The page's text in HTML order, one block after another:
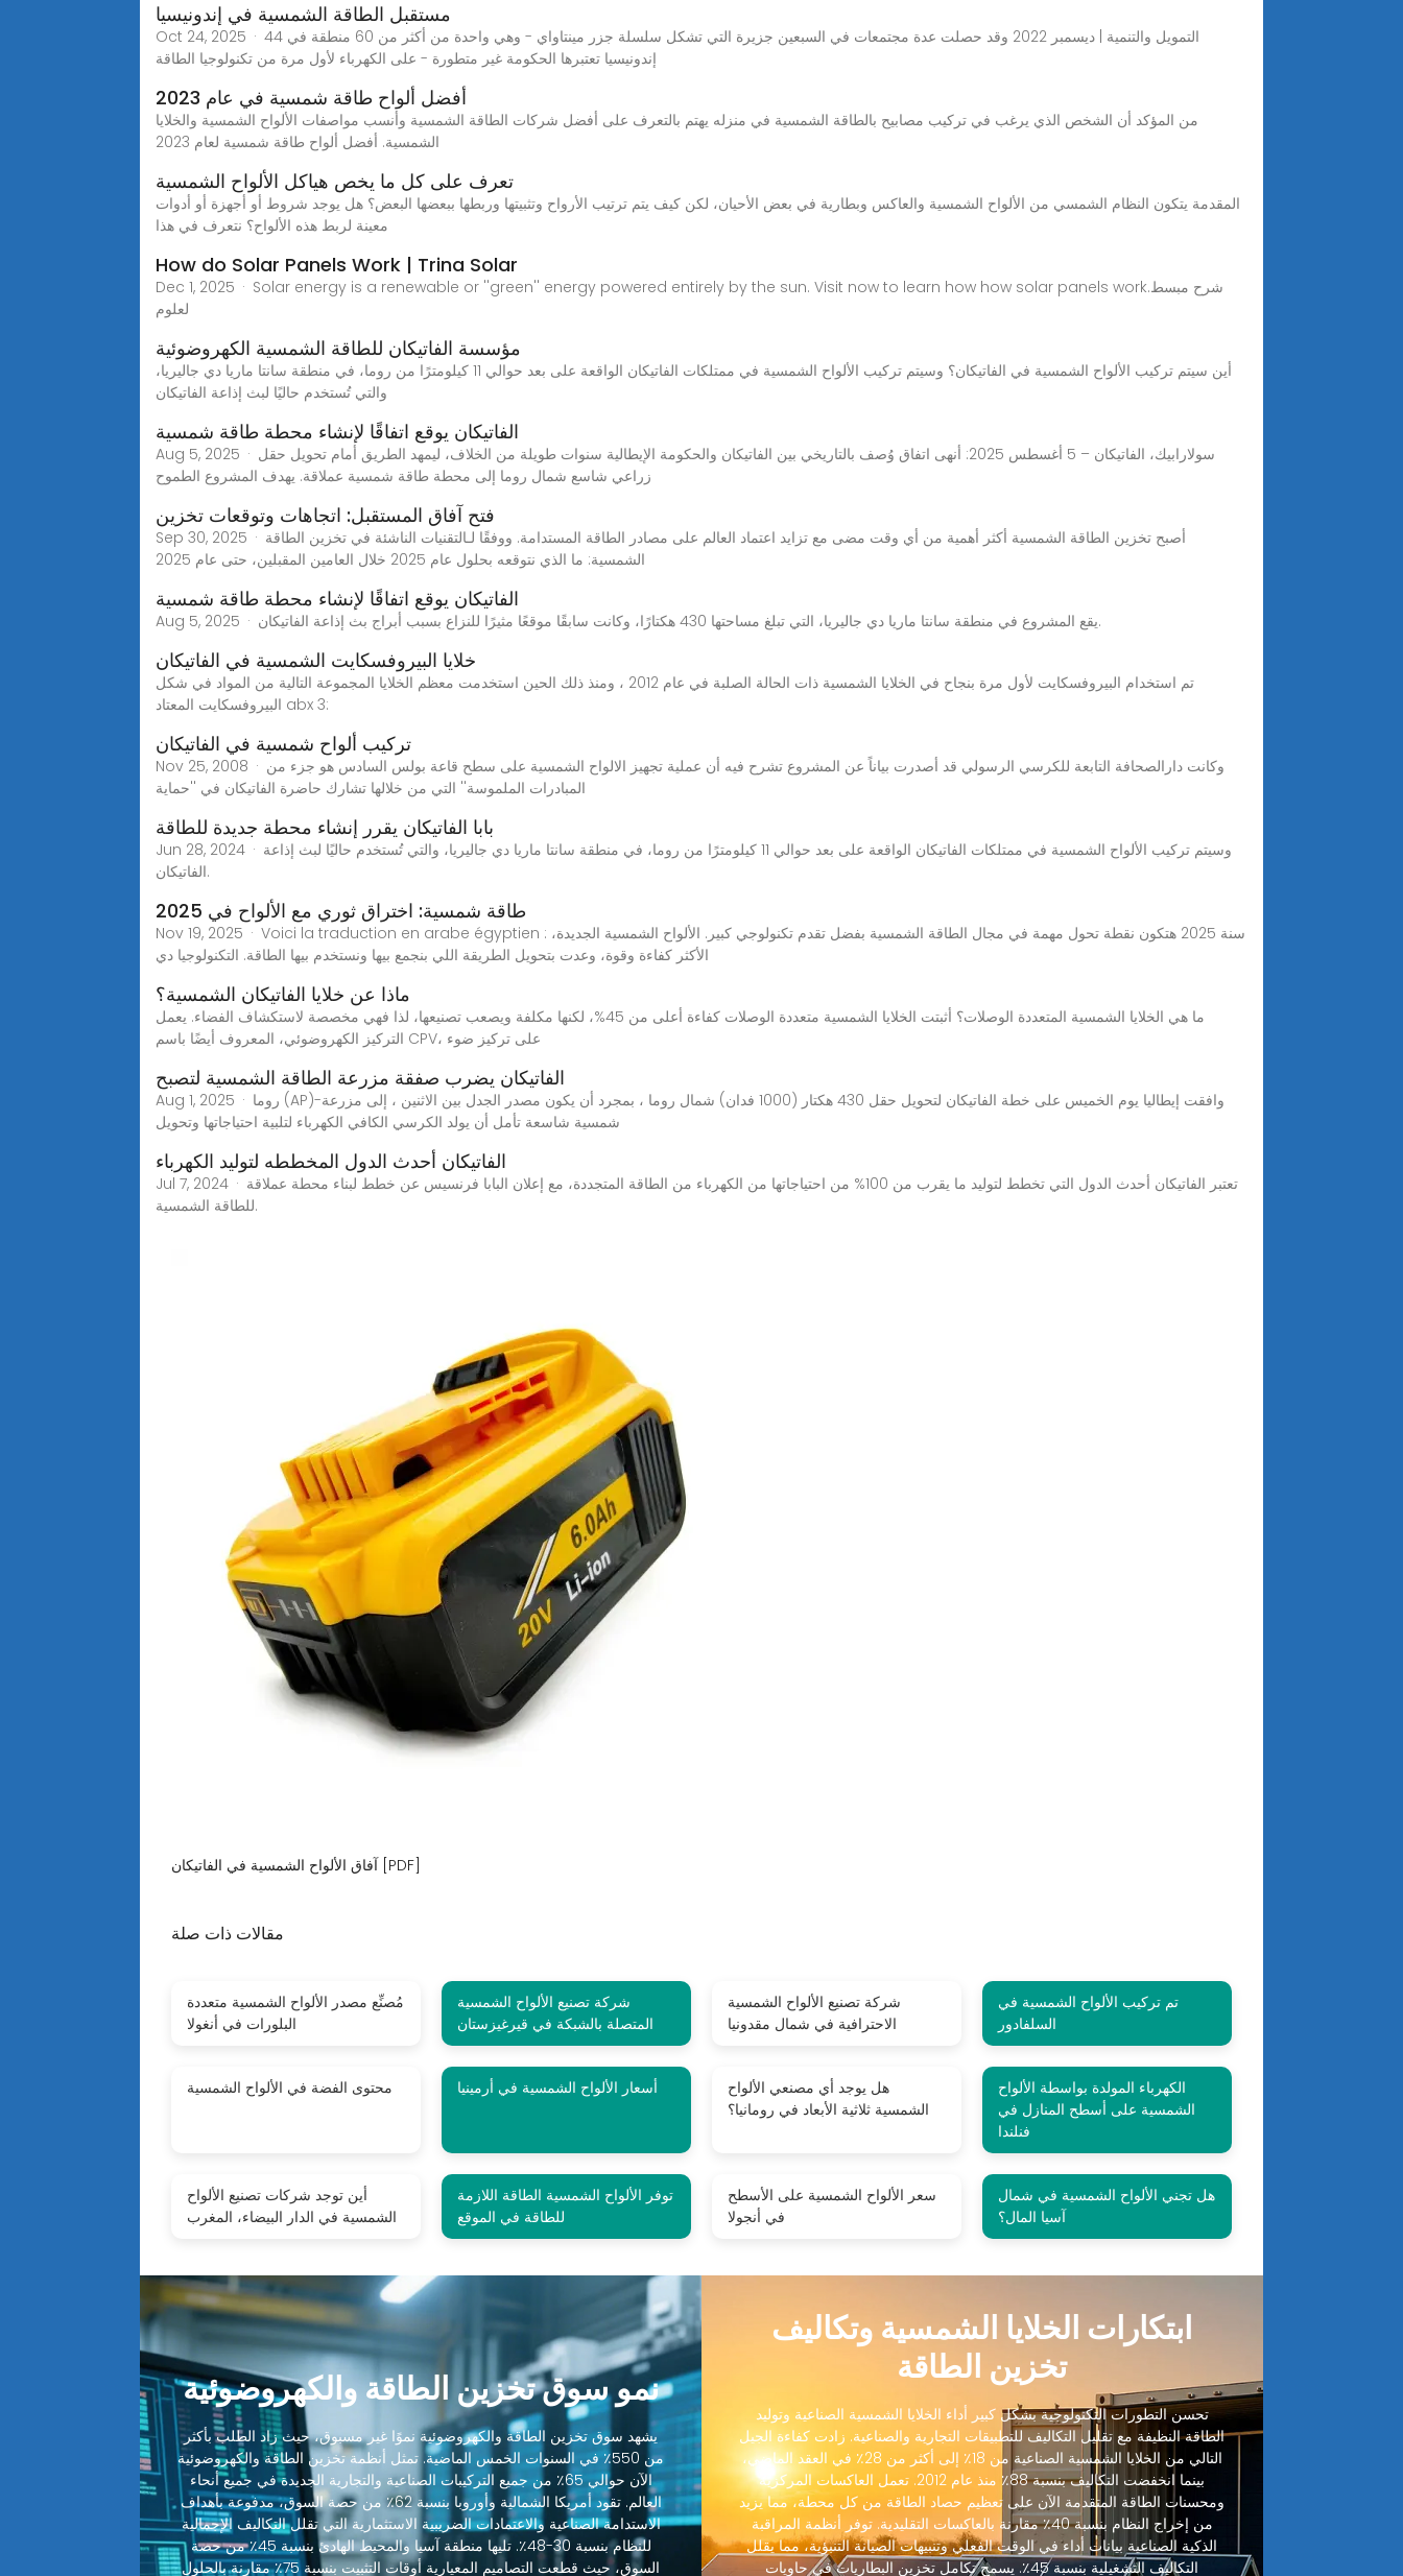
مستقبل الطاقة الشمسية في إندونيسيا
Oct 24, 2025 · 44 التمويل والتنمية | ديسمبر 2022 وقد حصلت عدة مجتمعات في السبعين جزيرة التي تشكل سلسلة جزر مينتاواي - وهي واحدة من أكثر من 60 منطقة في
إندونيسيا تعتبرها الحكومة غير متطورة - على الكهرباء لأول مرة من تكنولوجيا الطاقة
أفضل ألواح طاقة شمسية في عام 2023
من المؤكد أن الشخص الذي يرغب في تركيب مصابيح بالطاقة الشمسية في منزله يهتم بالتعرف على أفضل شركات الطاقة الشمسية وأنسب مواصفات الألواح الشمسية والخلايا
الشمسية. أفضل ألواح طاقة شمسية لعام 2023
تعرف على كل ما يخص هياكل الألواح الشمسية
المقدمة يتكون النظام الشمسي من الألواح الشمسية والعاكس وبطارية في بعض الأحيان، لكن كيف يتم ترتيب الأرواح وتثبيتها وربطها ببعضها البعض؟ هل يوجد شروط أو أجهزة أو أدوات
معينة لربط هذه الألواح؟ نتعرف في هذا
How do Solar Panels Work | Trina Solar
Dec 1, 2025 · Solar energy is a renewable or ''green'' energy powered entirely by the sun. Visit now to learn how how solar panels work.شرح مبسط
لعلوم
مؤسسة الفاتيكان للطاقة الشمسية الكهروضوئية
أين سيتم تركيب الألواح الشمسية في الفاتيكان؟ وسيتم تركيب الألواح الشمسية في ممتلكات الفاتيكان الواقعة على بعد حوالي 11 كيلومترًا من روما، في منطقة سانتا ماريا دي جاليريا،
والتي تُستخدم حاليًا لبث إذاعة الفاتيكان
الفاتيكان يوقع اتفاقًا لإنشاء محطة طاقة شمسية
Aug 5, 2025 · سولارابيك، الفاتيكان – 5 أغسطس 2025: أنهى اتفاق وُصف بالتاريخي بين الفاتيكان والحكومة الإيطالية سنوات طويلة من الخلاف، ليمهد الطريق أمام تحويل حقل
زراعي شاسع شمال روما إلى محطة طاقة شمسية عملاقة. يهدف المشروع الطموح
فتح آفاق المستقبل: اتجاهات وتوقعات تخزين
Sep 30, 2025 · أصبح تخزين الطاقة الشمسية أكثر أهمية من أي وقت مضى مع تزايد اعتماد العالم على مصادر الطاقة المستدامة. ووفقًا لـالتقنيات الناشئة في تخزين الطاقة
الشمسية: ما الذي نتوقعه بحلول عام 2025 خلال العامين المقبلين، حتى عام 2025
الفاتيكان يوقع اتفاقًا لإنشاء محطة طاقة شمسية
Aug 5, 2025 · يقع المشروع في منطقة سانتا ماريا دي جاليريا، التي تبلغ مساحتها 430 هكتارًا، وكانت سابقًا موقعًا مثيرًا للنزاع بسبب أبراج بث إذاعة الفاتيكان.
خلايا البيروفسكايت الشمسية في الفاتيكان
تم استخدام البيروفسكايت لأول مرة بنجاح في الخلايا الشمسية ذات الحالة الصلبة في عام 2012 ، ومنذ ذلك الحين استخدمت معظم الخلايا المجموعة التالية من المواد في شكل
البيروفسكايت المعتاد abx 3:
تركيب ألواح شمسية في الفاتيكان
Nov 25, 2008 · وكانت دارالصحافة التابعة للكرسي الرسولي قد أصدرت بياناً عن المشروع تشرح فيه أن عملية تجهيز الالواح الشمسية على سطح قاعة بولس السادس هو جزء من
المبادرات الملموسة'' التي من خلالها تشارك حاضرة الفاتيكان في ''حماية
بابا الفاتيكان يقرر إنشاء محطة جديدة للطاقة
Jun 28, 2024 · وسيتم تركيب الألواح الشمسية في ممتلكات الفاتيكان الواقعة على بعد حوالي 11 كيلومترًا من روما، في منطقة سانتا ماريا دي جاليريا، والتي تُستخدم حاليًا لبث إذاعة
الفاتيكان.
طاقة شمسية: اختراق ثوري مع الألواح في 2025
Nov 19, 2025 · Voici la traduction en arabe égyptien : سنة 2025 هتكون نقطة تحول مهمة في مجال الطاقة الشمسية بفضل تقدم تكنولوجي كبير. الألواح الشمسية الجديدة،
الأكثر كفاءة وقوة، وعدت بتحويل الطريقة اللي بنجمع بيها ونستخدم بيها الطاقة. التكنولوجيا دي
ماذا عن خلايا الفاتيكان الشمسية؟
ما هي الخلايا الشمسية المتعددة الوصلات؟ أثبتت الخلايا الشمسية متعددة الوصلات كفاءة أعلى من 45%، لكنها مكلفة ويصعب تصنيعها، لذا فهي مخصصة لاستكشاف الفضاء. يعمل
التركيز الكهروضوئي، المعروف أيضًا باسم CPV، على تركيز ضوء
الفاتيكان يضرب صفقة مزرعة الطاقة الشمسية لتصبح
Aug 1, 2025 · روما (AP)-وافقت إيطاليا يوم الخميس على خطة الفاتيكان لتحويل حقل 430 هكتار (1000 فدان) شمال روما ، بمجرد أن يكون مصدر الجدل بين الاثنين ، إلى مزرعة
شمسية شاسعة تأمل أن يولد الكرسي الكافي الكهرباء لتلبية احتياجاتها وتحويل
الفاتيكان أحدث الدول المخططه لتوليد الكهرباء
Jul 7, 2024 · تعتبر الفاتيكان أحدث الدول التي تخطط لتوليد ما يقرب من 100% من احتياجاتها من الكهرباء من الطاقة المتجددة، مع إعلان البابا فرنسيس عن خطط لبناء محطة عملاقة
للطاقة الشمسية.
آفاق الألواح الشمسية في الفاتيكان [PDF]
مقالات ذات صلة
مُصنِّع مصدر الألواح الشمسية متعددة
البلورات في أنغولا
شركة تصنيع الألواح الشمسية
المتصلة بالشبكة في قيرغيزستان
شركة تصنيع الألواح الشمسية
الاحترافية في شمال مقدونيا
تم تركيب الألواح الشمسية في
السلفادور
محتوى الفضة في الألواح الشمسية أسعار الألواح الشمسية في أرمينيا
هل يوجد أي مصنعي الألواح
الشمسية ثلاثية الأبعاد في رومانيا؟
الكهرباء المولدة بواسطة الألواح
الشمسية على أسطح المنازل في
فنلندا
أين توجد شركات تصنيع الألواح
الشمسية في الدار البيضاء، المغرب
توفر الألواح الشمسية الطاقة اللازمة
للطاقة في الموقع
سعر الألواح الشمسية على الأسطح
في أنجولا
هل تجني الألواح الشمسية في شمال
آسيا المال؟
نمو سوق تخزين الطاقة والكهروضوئية
يشهد سوق تخزين الطاقة والكهروضوئية نموًا غير مسبوق، حيث زاد الطلب بأكثر
من 550٪ في السنوات الخمس الماضية. تمثل أنظمة تخزين الطاقة والكهروضوئية
الآن حوالي 65٪ من جميع التركيبات الصناعية والتجارية الجديدة في جميع أنحاء
العالم. تقود أمريكا الشمالية وأوروبا بنسبة 62٪ من حصة السوق، مدفوعة بأهداف
الاستدامة الصناعية والاعتمادات الضريبية الاستثمارية التي تقلل التكاليف الإجمالية
للنظام بنسبة 30-48٪. تليها منطقة آسيا والمحيط الهادئ بنسبة 45٪ من حصة
السوق، حيث قطعت التصاميم المعيارية أوقات التثبيت بنسبة 75٪ مقارنة بالحلول
ابتكارات الخلايا الشمسية وتكاليف
تخزين الطاقة
تحسن التطورات التكنولوجية بشكل كبير أداء الخلايا الشمسية الصناعية وتوليد
الطاقة النظيفة مع تقليل التكاليف للتطبيقات التجارية والصناعية. زادت كفاءة الجيل
التالي من الخلايا الشمسية الصناعية من 18٪ إلى أكثر من 28٪ في العقد الماضي،
بينما انخفضت التكاليف بنسبة 88٪ منذ عام 2012. تعمل العاكسات المركزية
ومحسنات الطاقة المتقدمة الآن على تعظيم حصاد الطاقة من كل محطة، مما يزيد
من إخراج النظام بنسبة 40٪ مقارنة بالعاكسات التقليدية. توفر أنظمة المراقبة
الذكية الصناعية بيانات أداء في الوقت الفعلي وتنبيهات الصيانة التنبؤية، مما يقلل
التكاليف التشغيلية بنسبة 45٪. يسمح تكامل تخزين البطاريات في حاويات